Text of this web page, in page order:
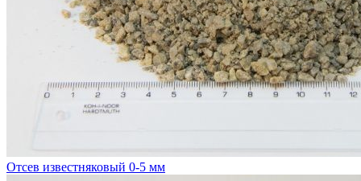
Отсев известняковый 0-5 мм